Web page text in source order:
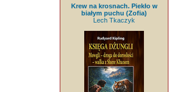
Krew na krosnach. Piekło w
białym puchu (Zofia)
Lech Tkaczyk